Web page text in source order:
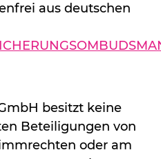
aus deutschen
besitzt keine
Beteiligungen von
oder am